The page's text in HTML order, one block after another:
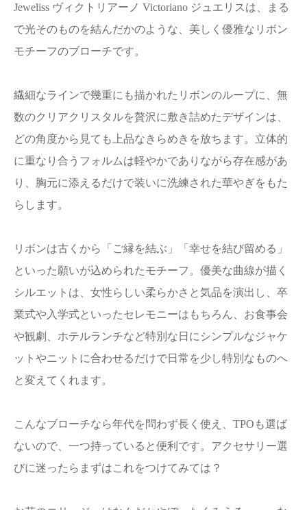
Jeweliss ヴィクトリアーノ Victoriano ジュエリスは、まる
で光そのものを結んだかのような、美しく優雅なリボン
モチーフのブローチです。
繊細なラインで幾重にも描かれたリボンのループに、無
数のクリアクリスタルを贅沢に敷き詰めたデザインは、
どの角度から見ても上品なきらめきを放ちます。立体的
に重なり合うフォルムは軽やかでありながら存在感があ
り、胸元に添えるだけで装いに洗練された華やぎをもた
らします。
リボンは古くから「ご縁を結ぶ」「幸せを結び留める」
といった願いが込められたモチーフ。優美な曲線が描く
シルエットは、女性らしい柔らかさと気品を演出し、卒
業式や入学式といったセレモニーはもちろん、お食事会
や観劇、ホテルランチなど特別な日にシンプルなジャケ
ットやニットに合わせるだけで日常を少し特別なものへ
と変えてくれます。
こんなブローチなら年代を問わず長く使え、TPOも選ば
ないので、一つ持っていると便利です。アクセサリー選
びに迷ったらまずはこれをつけてみては？